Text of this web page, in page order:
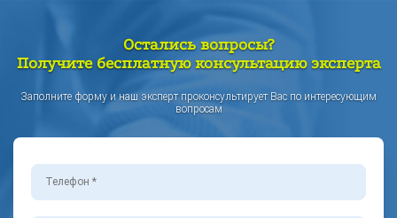
Остались вопросы?
Получите бесплатную консультацию эксперта
Заполните форму и наш эксперт проконсультирует Вас по интересующим
вопросам